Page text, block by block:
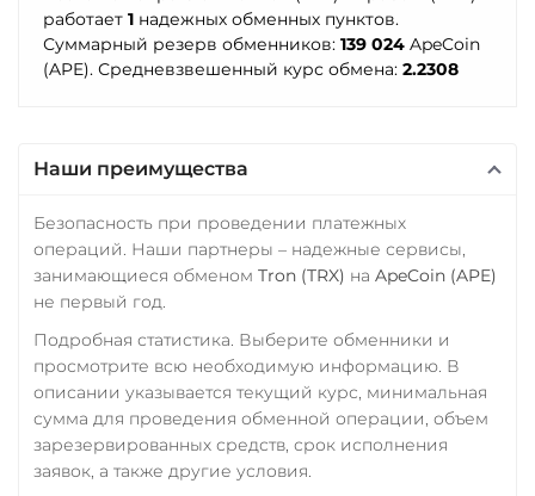
Terra (LUNA)
Terra Classic (LUNC)
Tether Gold (XAUt)
The Sandbox (SAND)
THETA
Tornado Cash (TORN)
Приват24
USD EUR UAH
РНКБ RUB
Россельхоз банк RUB
Русский Стандарт RUB
Сбербанк
RUB
работает 1 надежных обменных пунктов.
Суммарный резерв обменников: 139 024 ApeCoin
(APE). Средневзвешенный курс обмена: 2.2308
Наши преимущества
Безопасность при проведении платежных
операций. Наши партнеры – надежные сервисы,
занимающиеся обменом Tron (TRX) на ApeCoin (APE)
не первый год.
Подробная статистика. Выберите обменники и
просмотрите всю необходимую информацию. В
описании указывается текущий курс, минимальная
сумма для проведения обменной операции, объем
зарезервированных средств, срок исполнения
заявок, а также другие условия.